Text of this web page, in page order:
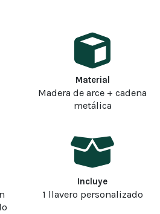
Material
Madera de arce + cadena
metálica
Incluye
1 llavero personalizado